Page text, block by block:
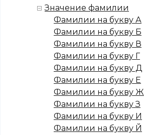
Значение фамилии
Фамилии на букву А
Фамилии на букву Б
Фамилии на букву В
Фамилии на букву Г
Фамилии на букву Д
Фамилии на букву Е
Фамилии на букву Ж
Фамилии на букву З
Фамилии на букву И
Фамилии на букву Й